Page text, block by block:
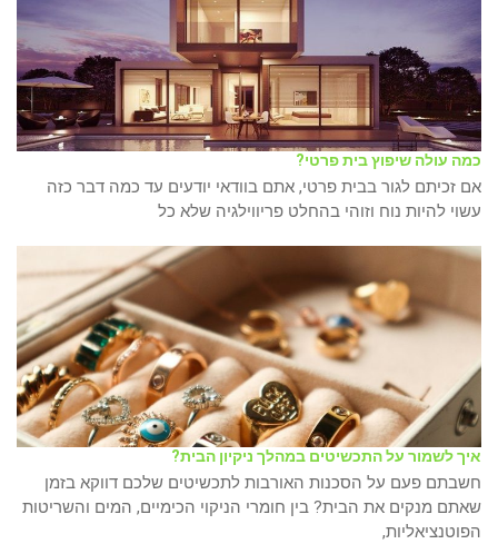
כמה עולה שיפוץ בית פרטי?
אם זכיתם לגור בבית פרטי, אתם בוודאי יודעים עד כמה דבר כזה
עשוי להיות נוח וזוהי בהחלט פריווילגיה שלא כל
איך לשמור על התכשיטים במהלך ניקיון הבית?
חשבתם פעם על הסכנות האורבות לתכשיטים שלכם דווקא בזמן
שאתם מנקים את הבית? בין חומרי הניקוי הכימיים, המים והשריטות
הפוטנציאליות,